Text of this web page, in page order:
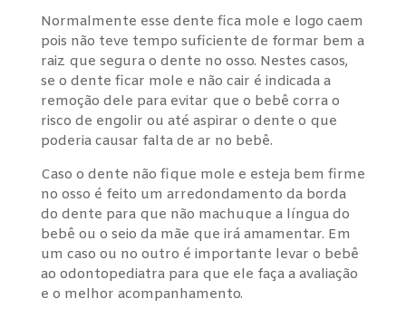
Normalmente esse dente fica mole e logo caem
pois não teve tempo suficiente de formar bem a
raiz que segura o dente no osso. Nestes casos,
se o dente ficar mole e não cair é indicada a
remoção dele para evitar que o bebê corra o
risco de engolir ou até aspirar o dente o que
poderia causar falta de ar no bebê.
Caso o dente não fique mole e esteja bem firme
no osso é feito um arredondamento da borda
do dente para que não machuque a língua do
bebê ou o seio da mãe que irá amamentar. Em
um caso ou no outro é importante levar o bebê
ao odontopediatra para que ele faça a avaliação
e o melhor acompanhamento.